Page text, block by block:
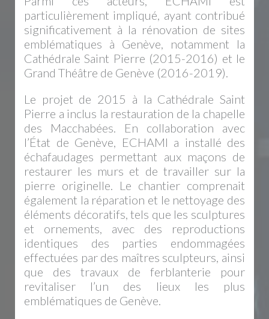
particulièrement impliqué, ayant contribué
significativement à la rénovation de sites
emblématiques à Genève, notamment la
Cathédrale Saint Pierre (2015-2016) et le
Grand Théâtre de Genève (2016-2019).
Le projet de 2015 à la Cathédrale Saint
Pierre a inclus la restauration de la chapelle
des Macchabées. En collaboration avec
l’État de Genève, ECHAMI a installé des
échafaudages permettant aux maçons de
restaurer les murs et de travailler sur la
pierre originelle. Le chantier comprenait
également la réparation et le nettoyage des
éléments décoratifs, tels que les sculptures
et ornements, avec des reproductions
identiques des parties endommagées
effectuées par des maîtres sculpteurs, ainsi
que des travaux de ferblanterie pour
revitaliser l’un des lieux les plus
emblématiques de Genève.